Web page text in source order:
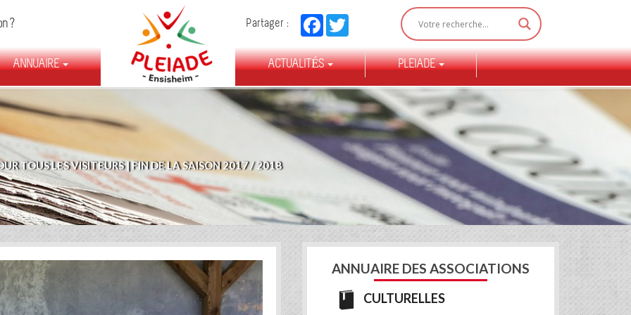
? Partager : Facebook
ANNUAIRE
FÉDÉRATION
DES
ASSOCIATIONS
D’ENSISHEIM
ACTUALITÉS PLEIADE
TOUS LES VISITEURS|FIN DE LA SAISON 2017 / 2018
ANNUAIRE DES ASSOCIATIONS
CULTURELLES